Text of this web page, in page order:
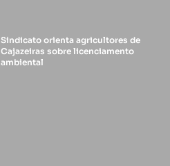
Sindicato orienta agricultores de
Cajazeiras sobre licenciamento
ambiental